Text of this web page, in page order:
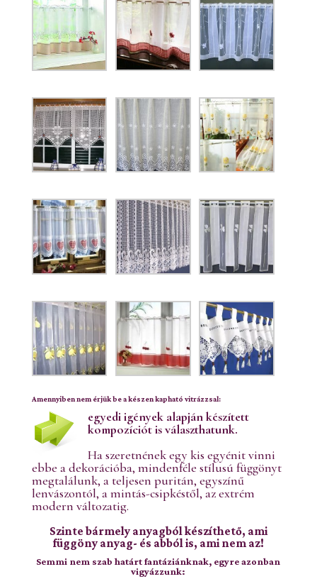
Amennyiben nem érjük be a készen kapható vitrázzsal:
egyedi igények alapján készített
kompozíciót is választhatunk.
Ha szeretnének egy kis egyénit vinni
ebbe a dekorációba, mindenféle stílusú függönyt
megtalálunk, a teljesen puritán, egyszínű
lenvászontól, a mintás-csipkéstől, az extrém
modern változatig.
Szinte bármely anyagból készíthető, ami
függöny anyag- és abból is, ami nem az!
Semmi nem szab határt fantáziánknak, egyre azonban
vigyázzunk: